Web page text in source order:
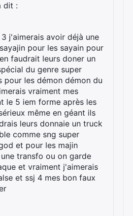
dit :
3 j'aimerais avoir déjà une
pour les sayain pour
faudrait leurs doner un
du genre super
pour les démon démon du
vraiment mes
le 5 iem forme après les
même en géant ils
leurs donnaie un truck
comme sng super
et pour les majin
transfo ou on garde
et vraiment j'aimerais
et ssj 4 mes bon faux